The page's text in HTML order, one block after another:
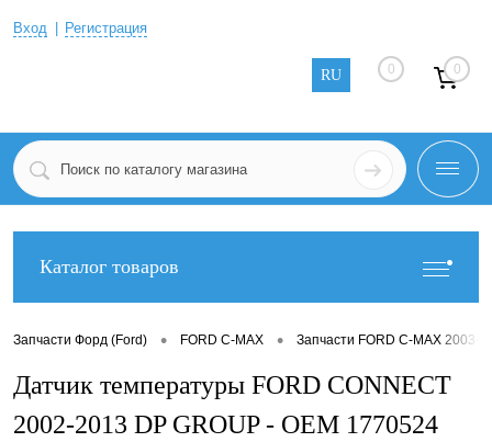
Вход Регистрация
RU 0 0
Каталог товаров
Запчасти Форд (Ford) • FORD C-MAX • Запчасти FORD C-MAX 2003-
Датчик температуры FORD CONNECT
2002-2013 DP GROUP - OEM 1770524